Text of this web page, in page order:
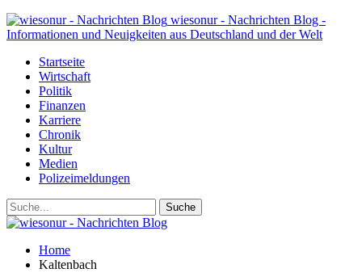
wiesonur - Nachrichten Blog -
Informationen und Neuigkeiten aus Deutschland und der Welt
Startseite
Wirtschaft
Politik
Finanzen
Karriere
Chronik
Kultur
Medien
Polizeimeldungen
Home
Kaltenbach